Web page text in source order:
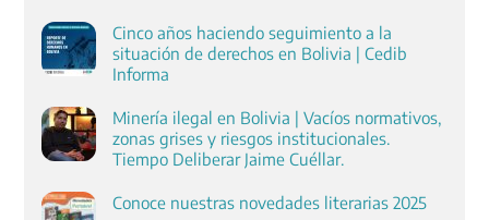
Cinco años haciendo seguimiento a la
situación de derechos en Bolivia | Cedib
Informa
Minería ilegal en Bolivia | Vacíos normativos,
zonas grises y riesgos institucionales.
Tiempo Deliberar Jaime Cuéllar.
Conoce nuestras novedades literarias 2025